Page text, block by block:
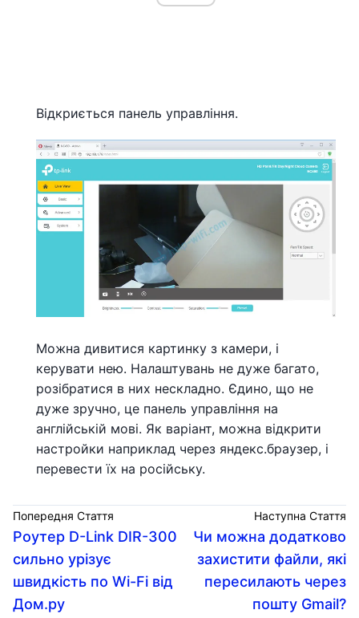
Відкриється панель управління.
Можна дивитися картинку з камери, і
керувати нею. Налаштувань не дуже багато,
розібратися в них нескладно. Єдино, що не
дуже зручно, це панель управління на
англійській мові. Як варіант, можна відкрити
настройки наприклад через яндекс.браузер, і
перевести їх на російську.
Попередня Стаття
Роутер D-Link DIR-300
сильно урізує
швидкість по Wi-Fi від
Дом.ру
Наступна Стаття
Чи можна додатково
захистити файли, які
пересилають через
пошту Gmail?